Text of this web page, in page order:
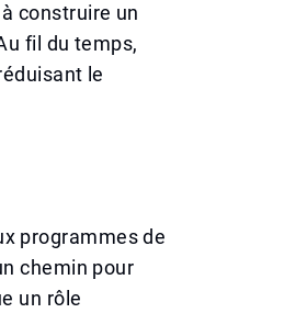
construire un
fil du temps,
le
programmes de
chemin pour
un rôle